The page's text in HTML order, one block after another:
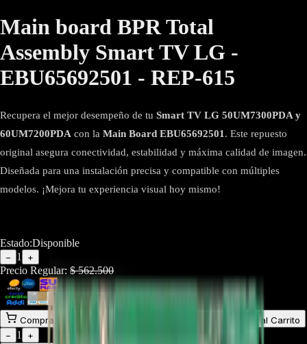
Main board BPR Total
Assembly Smart TV LG -
EBU65692501 - REP-615
Recupera el mejor desempeño de tu Smart TV LG 50UM7300PDA y
60UM7200PDA con la Main Board EBU65692501 . Este repuesto
original asegura conectividad, estabilidad y máxima calidad de imagen.
Diseñada para una instalación precisa y compatible con múltiples
modelos. ¡Mejora tu experiencia visual hoy mismo!
Estado:Disponible
− 1 +
Precio Regular: $562.500
Comprar en línea
Añadir al Carrito
−
1
+